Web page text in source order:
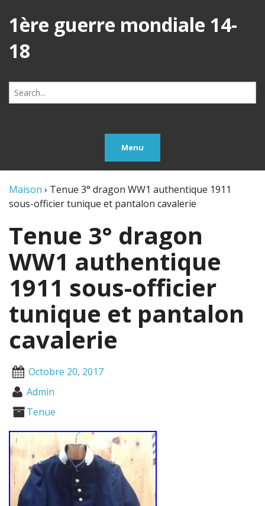
1ère guerre mondiale 14-
18
Search
for:
Menu
Maison › Tenue 3° dragon WW1 authentique 1911
sous-officier tunique et pantalon cavalerie
Tenue 3° dragon
WW1 authentique
1911 sous-officier
tunique et pantalon
cavalerie
Octobre 20, 2017
Admin
Tenue